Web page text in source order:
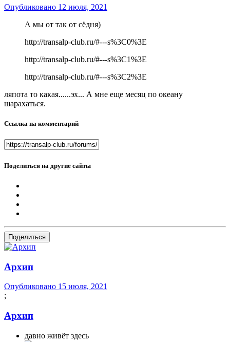
Опубликовано 12 июля, 2021
А мы от так от сёдня)
http://transalp-club.ru/#---s%3C0%3E
http://transalp-club.ru/#---s%3C1%3E
http://transalp-club.ru/#---s%3C2%3E
ляпота то какая......эх... А мне еще месяц по океану
шарахаться.
Ссылка на комментарий
Поделиться на другие сайты
Поделиться
Архип
Опубликовано 15 июля, 2021
;
Архип
давно живёт здесь